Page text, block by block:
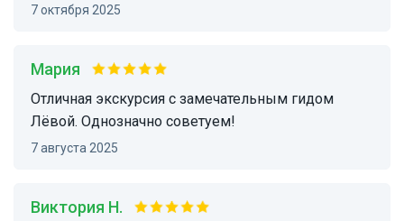
7 октября 2025
Мария
Отличная экскурсия с замечательным гидом
Лёвой. Однозначно советуем!
7 августа 2025
Виктория Н.